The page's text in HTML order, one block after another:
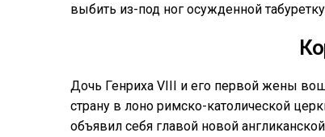
выбить из-под ног осужденной
Дочь Генриха VIII и его первой жены
страну в лоно римско-католической
объявил себя главой новой